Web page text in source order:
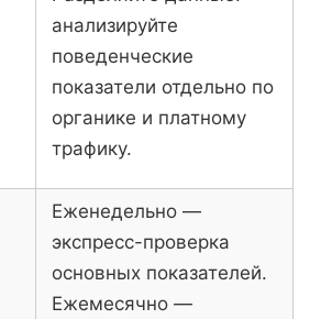
анализируйте
поведенческие
показатели отдельно по
органике и платному
трафику.
Еженедельно —
экспресс-проверка
основных показателей.
Ежемесячно —